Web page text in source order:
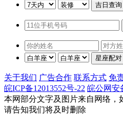
关于我们 广告合作 联系方式 免
皖ICP备12013552号-22 皖公网安
本网部分文字及图片来自网络，
请告知我们将及时删除